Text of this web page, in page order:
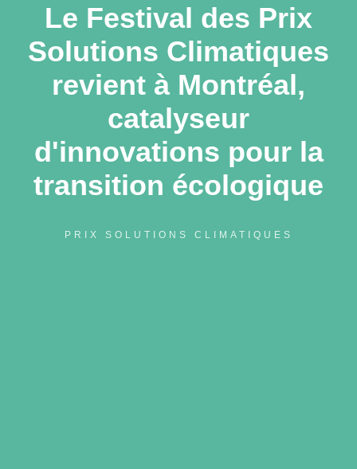
Le Festival des Prix
Solutions Climatiques
revient à Montréal,
catalyseur
d'innovations pour la
transition écologique
PRIX SOLUTIONS CLIMATIQUES